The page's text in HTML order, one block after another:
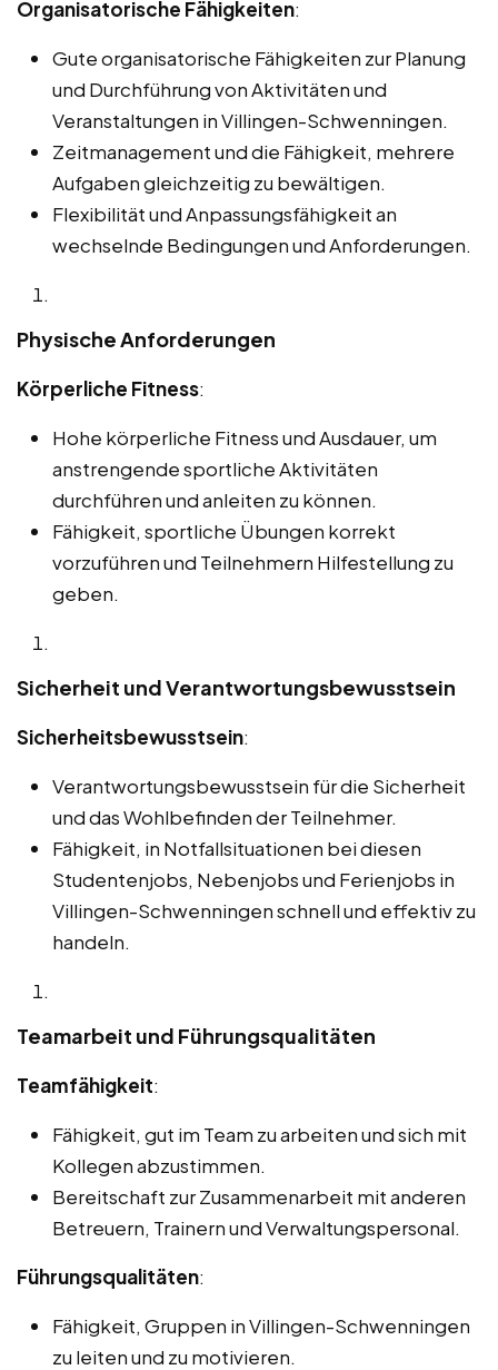
Organisatorische Fähigkeiten:
Gute organisatorische Fähigkeiten zur Planung
und Durchführung von Aktivitäten und
Veranstaltungen in Villingen-Schwenningen.
Zeitmanagement und die Fähigkeit, mehrere
Aufgaben gleichzeitig zu bewältigen.
Flexibilität und Anpassungsfähigkeit an
wechselnde Bedingungen und Anforderungen.
Physische Anforderungen
Körperliche Fitness:
Hohe körperliche Fitness und Ausdauer, um
anstrengende sportliche Aktivitäten
durchführen und anleiten zu können.
Fähigkeit, sportliche Übungen korrekt
vorzuführen und Teilnehmern Hilfestellung zu
geben.
Sicherheit und Verantwortungsbewusstsein
Sicherheitsbewusstsein:
Verantwortungsbewusstsein für die Sicherheit
und das Wohlbefinden der Teilnehmer.
Fähigkeit, in Notfallsituationen bei diesen
Studentenjobs, Nebenjobs und Ferienjobs in
Villingen-Schwenningen schnell und effektiv zu
handeln.
Teamarbeit und Führungsqualitäten
Teamfähigkeit:
Fähigkeit, gut im Team zu arbeiten und sich mit
Kollegen abzustimmen.
Bereitschaft zur Zusammenarbeit mit anderen
Betreuern, Trainern und Verwaltungspersonal.
Führungsqualitäten:
Fähigkeit, Gruppen in Villingen-Schwenningen
zu leiten und zu motivieren.